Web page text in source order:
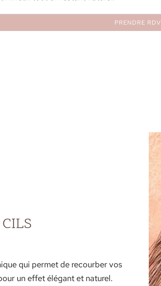
PRENDRE RDV
qui permet de recourber vos
un effet élégant et naturel.